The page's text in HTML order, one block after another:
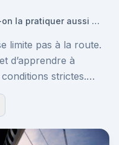
La conduite accompagnée : Peut-on la pratiquer aussi sur nos bateaux ?
limite pas à la route.
d’apprendre à
strictes.
: tout ce...